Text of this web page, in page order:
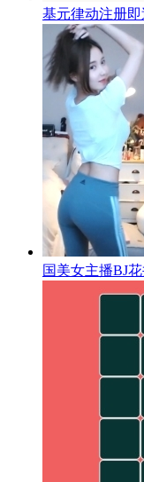
基元律动注册
国美女主播BJ